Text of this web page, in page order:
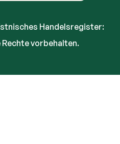
Handelsregister:
Rechte vorbehalten.